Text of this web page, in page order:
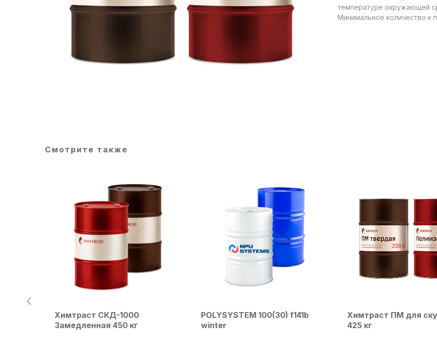
температуре окружающей
Минимальное количество к
Смотрите также
Химтраст СКД-1000
Замедленная 450 кг
POLYSYSTEM 100(30) f141b
winter
Химтраст ПМ для
425 кг